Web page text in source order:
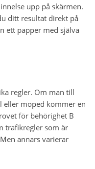
upp på skärmen.
ditt resultat direkt på
ett papper med själva
regler. Om man till
moped kommer en
för behörighet B
trafikregler som är
annars varierar